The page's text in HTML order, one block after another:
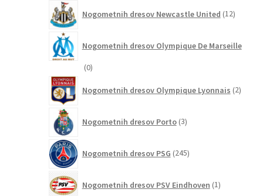
Nogometnih dresov Newcastle United 12izdelkov
Nogometnih dresov Olympique De Marseille
00
Nogometnih dresov Olympique Lyonnais 2izdelka
Nogometnih dresov Porto 3izdelki
Nogometnih dresov PSG 245izdelkov
Nogometnih dresov PSV Eindhoven 1izdelek